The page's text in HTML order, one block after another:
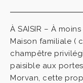
À SAISIR – À
Maison familiale (
champêtre
paisible aux
Morvan, cette